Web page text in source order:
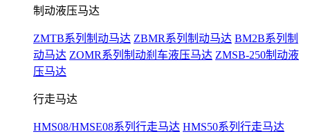
制动液压马达
ZMTB系列制动马达 ZBMR系列制动马达 BM2B系列制
动马达 ZOMR系列制动刹车液压马达 ZMSB-250制动液
压马达
行走马达
HMS08/HMSE08系列行走马达 HMS50系列行走马达